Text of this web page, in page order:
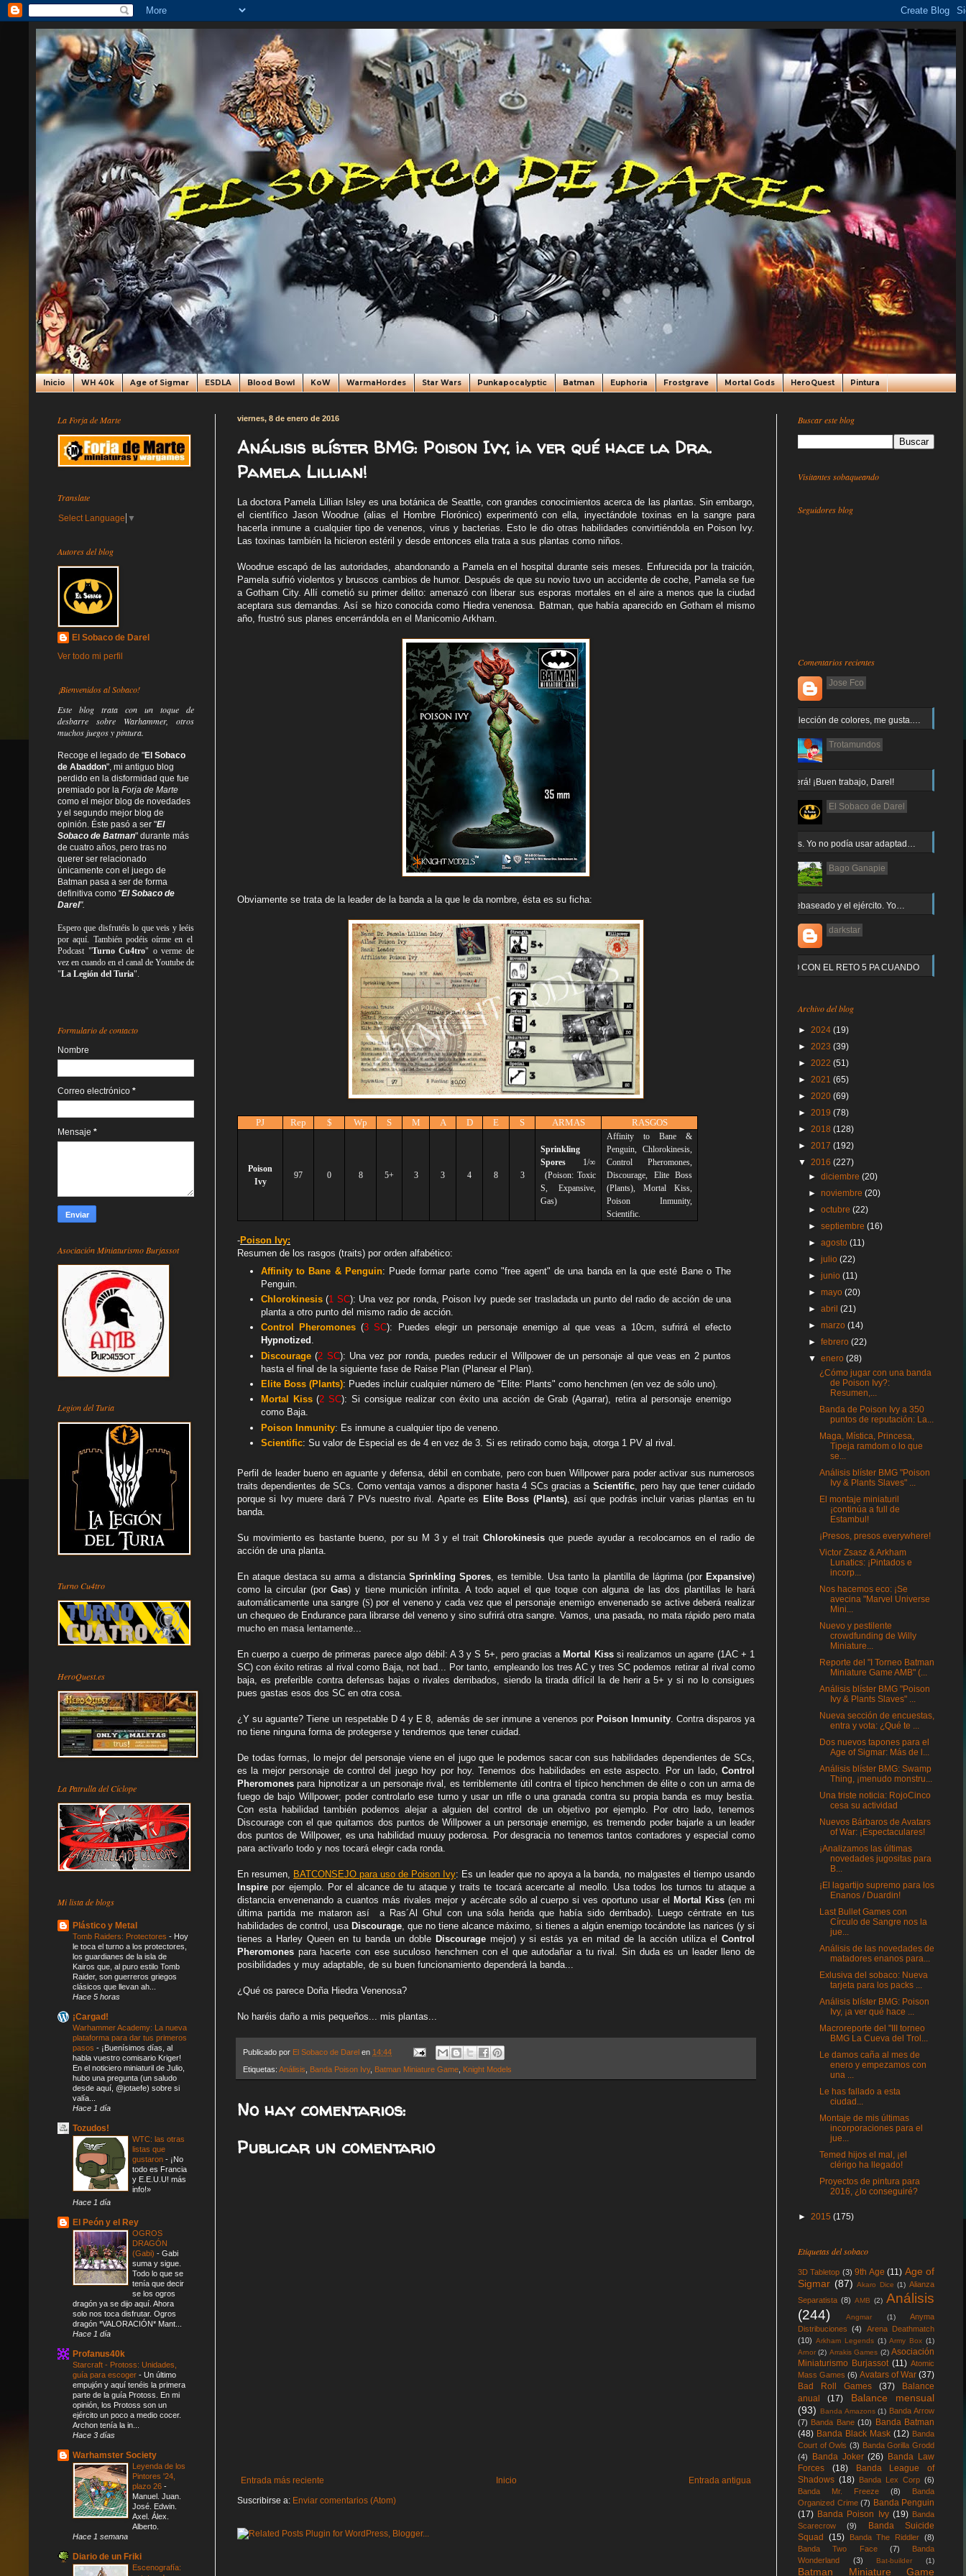
Inicio WH 40k Age of Sigmar ESDLA Blood Bowl KoW WarmaHordes Star Wars Punkapocalyptic Batman Euphoria Frostgrave Mortal Gods HeroQuest Pintura
viernes, 8 de enero de 2016
Análisis blíster BMG: Poison Ivy, ¡a ver qué hace la Dra.
Pamela Lillian!
La doctora Pamela Lillian Isley es una botánica de Seattle, con grandes conocimientos acerca de las plantas. Sin embargo,
el científico Jason Woodrue (alias el Hombre Florónico) experimentó con ella, inyectándole toxinas en la sangre para
hacerla inmune a cualquier tipo de venenos, virus y bacterias. Esto le dio otras habilidades convirtiéndola en Poison Ivy.
Las toxinas también la hicieron estéril y desde entonces ella trata a sus plantas como niños.
Woodrue escapó de las autoridades, abandonando a Pamela en el hospital durante seis meses. Enfurecida por la traición,
Pamela sufrió violentos y bruscos cambios de humor. Después de que su novio tuvo un accidente de coche, Pamela se fue
a Gotham City. Allí cometió su primer delito: amenazó con liberar sus esporas mortales en el aire a menos que la ciudad
aceptara sus demandas. Así se hizo conocida como Hiedra venenosa. Batman, que había aparecido en Gotham el mismo
año, frustró sus planes encerrándola en el Manicomio Arkham.
Obviamente se trata de la leader de la banda a la que le da nombre, ésta es su ficha:
PJ Rep $ Wp S M A D E S ARMAS RASGOS
Poison
Ivy
97 0 8 5+ 3 3 4 8 3
Sprinkling
Spores 1/∞
(Poison: Toxic
S, Expansive,
Gas)
Affinity to Bane &
Penguin, Chlorokinesis,
Control Pheromones,
Discourage, Elite Boss
(Plants), Mortal Kiss,
Poison Inmunity,
Scientific.
-Poison Ivy:
Resumen de los rasgos (traits) por orden alfabético:
Affinity to Bane & Penguin: Puede formar parte como "free agent" de una banda en la que esté Bane o The
Penguin.
Chlorokinesis(1 SC): Una vez por ronda, Poison Ivy puede ser trasladada un punto del radio de acción de una
planta a otro punto del mismo radio de acción.
Control Pheromones(3 SC): Puedes elegir un personaje enemigo al que veas a 10cm, sufrirá el efecto
Hypnotized .
Discourage(2 SC): Una vez por ronda, puedes reducir el Willpower de un personaje al que veas en 2 puntos
hasta el final de la siguiente fase de Raise Plan (Planear el Plan).
Elite Boss (Plants): Puedes incluir cualquier número de "Elite: Plants" como henchmen (en vez de sólo uno).
Mortal Kiss(2 SC): Si consigue realizar con éxito una acción de Grab (Agarrar), retira al personaje enemigo
como Baja.
Poison Inmunity: Es inmune a cualquier tipo de veneno.
Scientific: Su valor de Especial es de 4 en vez de 3. Si es retirado como baja, otorga 1 PV al rival.
Perfil de leader bueno en aguante y defensa, débil en combate, pero con buen Willpower para poder activar sus numerosos
traits dependientes de SCs. Como ventaja vamos a disponer hasta 4 SCs gracias a Scientific, pero hay que tener cuidado
porque si Ivy muere dará 7 PVs nuestro rival. Aparte es Elite Boss (Plants), así que podrás incluir varias plantas en tu
banda.
Su movimiento es bastante bueno, por su M 3 y el trait Chlorokinesisque puede ayudar a recolocarnos en el radio de
acción de una planta.
En ataque destaca su arma a distancia Sprinkling Spores, es temible. Usa tanto la plantilla de lágrima (por Expansive)
como la circular (porGas) y tiene munición infinita. A todo aquel el que toque con alguna de las dos plantillas le hará
automáticamente una sangre (S) por el veneno y cada vez que el personaje enemigo envenenado se active deberá realizar
un chequeo de Endurance para librarse del veneno y sino sufrirá otra sangre. Vamos, una pasada, no mata rápido pero mata
mucho en masa lentamente...
En cuerpo a cuerpo de primeras parece algo débil: A 3 y S 5+, pero gracias a Mortal Kisssi realizamos un agarre (1AC + 1
SC) con éxito retiras al rival como Baja, not bad... Por tanto, empleando los tres AC y tres SC podemos retirar al rival como
baja, es preferible contra defensas bajas o rivales derribados, siendo la tirada difícil la de herir a 5+ y si no lo consigues
pues gastas esos dos SC en otra cosa.
¿Y su aguante? Tiene un respetable D 4 y E 8, además de ser inmune a venenos por Poison Inmunity. Contra disparos ya
no tiene ninguna forma de protegerse y tendremos que tener cuidad.
De todas formas, lo mejor del personaje viene en el jugo que le podemos sacar con sus habilidades dependientes de SCs,
es la mejor personaje de control del juego hoy por hoy. Tenemos dos habilidades en este aspecto. Por un lado, Control
Pheromones para hipnotizar a un personaje rival, es terriblemente útil contra el típico henchmen de élite o con un arma de
fuego de bajo Willpower; poder controlarlo ese turno y usar un rifle o una granada contra su propia banda es muy bestia.
Con esta habilidad también podemos alejar a alguien del control de un objetivo por ejemplo. Por otro lado, tenemos
Discourage con el que quitamos dos puntos de Willpower a un personaje enemigo, es tremendo poder bajarle a un leader
dos puntos de Willpower, es una habilidad muuuy poderosa. Por desgracia no tenemos tantos contadores y especial como
para activarlo todo y nos tocará elegir cada ronda.
En resumen, BATCONSEJO para uso de Poison Ivy: Es un leader que no apoya a la banda, no malgastes el tiempo usando
Inspire por ejemplo. Por el alcance de tu ataque y traits te tocará acercarte al meollo. Usa todos los turnos tu ataque a
distancia envenenando a cuantos más rivales mejor y acércate sólo al cuerpo si ves oportuno usar el
Mortal Kiss (en mi
última partida me mataron así a Ras´Al Ghul con una sóla herida que había sido derribado). Luego céntrate en tus
habilidades de control, usa Discourage, que no tiene alcance máximo, si tienes a algún enemigo tocándote las narices (y si
tienes a Harley Queen en tu banda un doble Discouragemejor) y si estás ya en mitad de la acción utiliza elControl
Pheromones para hacerte con ese suculoso henchmen con el que autodañar a tu rival. Sin duda es un leader lleno de
posibilidades y muy adaptable, de su buen funcionamiento dependerá la banda...
¿Qué os parece Doña Hiedra Venenosa?
No haréis daño a mis pequeños... mis plantas...
Publicado por El Sobaco de Darel en 14:44
Etiquetas: Análisis Banda Poison Ivy, Batman Miniature Game Knight Models
No hay comentarios:
Publicar un comentario
Entrada más reciente Entrada antigua
Inicio
Suscribirse a: Enviar comentarios (Atom)
La Forja de Marte
Translate
Select Language ▼
Autores del blog
El Sobaco de Darel
Ver todo mi perfil
¡Bienvenidos al Sobaco!
Este blog trata con un toque de
desbarre sobre Warhammer, otros
muchos juegos y pintura.
Recoge el legado de "El Sobaco
de Abaddon", mi antiguo blog
perdido en la disformidad que fue
premiado por la Forja de Marte
como el mejor blog de novedades
y el segundo mejor blog de
opinión. Éste pasó a ser "El
Sobaco de Batman" durante más
de cuatro años, pero tras no
querer ser relacionado
únicamente con el juego de
Batman pasa a ser de forma
definitiva como "El Sobaco de
Darel".
Espero que disfrutéis lo queveis yleéis
por aquí. También podéis oírme en el
Podcast "Turno Cu4tro" o verme de
vez en cuando en el canal de Youtube de
"La Legión del Turia".
Formulario de contacto
Nombre
Correo electrónico *
Mensaje *
Asociación Miniaturismo Burjassot
Legion del Turia
Turno Cu4tro
HeroQuest.es
La Patrulla del Cíclope
Mi lista de blogs
Plástico y Metal
Tomb Raiders: Protectores - Hoy
le toca el turno a los protectores,
los guardianes de la isla de
Kairos que, al puro estilo Tomb
Raider, son guerreros griegos
clásicos que llevan ah...
Hace 5 horas
¡Cargad!
Warhammer Academy: La nueva
plataforma para dar tus primeros
pasos - ¡Buenísimos días, al
habla vuestro comisario Kriger!
En el noticiero miniaturil de Julio,
hubo una pregunta (un saludo
desde aquí, @jotaefe) sobre si
valía...
Hace 1 día
Tozudos!
WTC: las otras
listas que
gustaron - ¡No
todo es Francia
y E.E.U.U! más
info!»
Hace 1 día
El Peón y el Rey
OGROS
DRAGÓN
(Gabi) - Gabi
suma y sigue.
Todo lo que se
tenía que decir
se los ogros
dragón ya se dijo aquí. Ahora
solo nos toca disfrutar. Ogros
dragón *VALORACIÓN* Mant...
Hace 1 día
Profanus40k
Starcraft - Protoss: Unidades,
guía para escoger - Un último
empujón y aquí tenéis la primera
parte de la guía Protoss. En mi
opinión, los Protoss son un
ejército un poco a medio cocer.
Archon tenía la in...
Hace 3 días
Warhamster Society
Leyenda de los
Pintores '24,
plazo 26 -
Manuel. Juan.
José. Edwin.
Axel. Álex.
Alberto.
Hace 1 semana
Diario de un Friki
Escenografía:
Buscar este blog
Visitantes sobaqueando
Seguidores blog
Comentarios recientes
Jose Fco
Muy buena elección de colores, me gusta.…
Trotamundos
¡Arnor no caerá! ¡Buen trabajo, Darel!
El Sobaco de Darel
Jajaja gracias. Yo no podía usar adaptad…
Bago Ganapie
Increíble el rebaseado y el ejército. Yo…
darkstar
Y QUE PASO CON EL RETO 5 PA CUANDO
Archivo del blog
► 2024 (19)
► 2023 (39)
► 2022 (51)
► 2021 (65)
► 2020 (69)
► 2019 (78)
► 2018 (128)
► 2017 (192)
▼ 2016 (227)
►diciembre(20)
►noviembre(20)
►octubre(22)
►septiembre(16)
►agosto(11)
►julio(22)
►junio(11)
►mayo(20)
►abril(21)
►marzo(14)
►febrero(22)
▼enero(28)
¿Cómo jugar con una banda
de Poison Ivy?:
Resumen,...
Banda de Poison Ivy a 350
puntos de reputación: La...
Maga, Mística, Princesa,
Tipeja ramdom o lo que
se...
Análisis blíster BMG "Poison
Ivy & Plants Slaves" ...
El montaje miniaturil
¡continúa a full de
Estambul!
¡Presos, presos everywhere!
Victor Zsasz & Arkham
Lunatics: ¡Pintados e
incorp...
Nos hacemos eco: ¡Se
avecina "Marvel Universe
Mini...
Nuevo y pestilente
crowdfunding de Willy
Miniature...
Reporte del "I Torneo Batman
Miniature Game AMB" (...
Análisis blíster BMG "Poison
Ivy & Plants Slaves" ...
Nueva sección de encuestas,
entra y vota: ¿Qué te ...
Dos nuevos tapones para el
Age of Sigmar: Más de l...
Análisis blíster BMG: Swamp
Thing, ¡menudo monstru...
Una triste noticia: RojoCinco
cesa su actividad
Nuevos Bárbaros de Avatars
of War: ¡Espectaculares!
¡Analizamos las últimas
novedades jugositas para
B...
¡El lagartijo supremo para los
Enanos / Duardin!
Last Bullet Games con
Círculo de Sangre nos la
jue...
Análisis de las novedades de
matadores enanos para...
Exlusiva del sobaco: Nueva
tarjeta para los packs ...
Análisis blíster BMG: Poison
Ivy, ¡a ver qué hace ...
Macroreporte del "III torneo
BMG La Cueva del Trol...
Le damos caña al mes de
enero y empezamos con
una ...
Le has fallado a esta
ciudad...
Montaje de mis últimas
incorporaciones para el
jue...
Temed hijos el mal, ¡el
clérigo ha llegado!
Proyectos de pintura para
2016, ¿lo conseguiré?
► 2015 (175)
Etiquetas del sobaco
3D Tabletop (3) 9th Age (11) Age of
Sigmar (87) Akaro Dice (1) Alianza
Separatista (8) AMB (2) Análisis
(244)
Angmar (1)
Anyma
Distribuciones
(4)
Arena Deathmatch
(10) Arkham Legends (1) Army Box (1)
Arnor (2) Arrakis Games (2) Asociación
Miniaturismo Burjassot (11) Atomic
Mass Games (6) Avatars of War (37)
Bad Roll Games
(37)
Balance
anual
(17)
Balance mensual
(93)
Banda Amazons (1) Banda Arrow
(7) Banda Bane (10)
Banda Batman
(48) Banda Black Mask (12) Banda
Court of Owls (3) Banda Gorilla Grodd
(4)
Banda Joker (26) Banda Law
Forces
(18)
Banda League of
Shadows (18) Banda Lex Corp (6)
Banda Mr. Freeze
(8)
Banda
Organized Crime (7) Banda Penguin
(17) Banda Poison Ivy (19) Banda
Scarecrow
(9)
Banda Suicide
Squad
(15) Banda The Riddler (8)
Banda Two Face
(7)
Banda
Wonderland
(3) Bat-builder (1)
Batman Miniature Game